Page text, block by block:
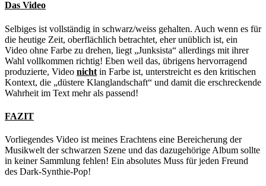
Das Video
Selbiges ist vollständig in schwarz/weiss gehalten. Auch wenn es für
die heutige Zeit, oberflächlich betrachtet, eher unüblich ist, ein
Video ohne Farbe zu drehen, liegt „Junksista“ allerdings mit ihrer
Wahl vollkommen richtig! Eben weil das, übrigens hervorragend
produzierte, Video nicht in Farbe ist, unterstreicht es den kritischen
Kontext, die „düstere Klanglandschaft“ und damit die erschreckende
Wahrheit im Text mehr als passend!
FAZIT
Vorliegendes Video ist meines Erachtens eine Bereicherung der
Musikwelt der schwarzen Szene und das dazugehörige Album sollte
in keiner Sammlung fehlen! Ein absolutes Muss für jeden Freund
des Dark-Synthie-Pop!